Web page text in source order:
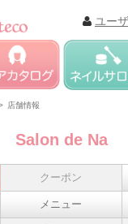
ユー
店舗情報
Salon de Na
クーポン
メニュー